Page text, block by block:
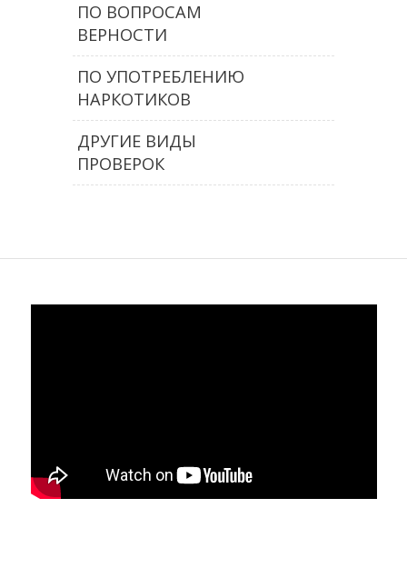
ПО ВОПРОСАМ
ВЕРНОСТИ
ПО УПОТРЕБЛЕНИЮ
НАРКОТИКОВ
ДРУГИЕ ВИДЫ
ПРОВЕРОК